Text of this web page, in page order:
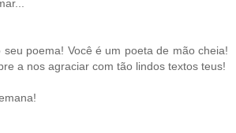
seu poema! Você é um poeta de mão cheia!
a nos agraciar com tão lindos textos teus!